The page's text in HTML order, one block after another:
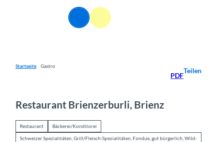
Suche Menü
Startseite Gastro
PDF
Teilen
Restaurant Brienzerburli, Brienz
Restaurant Bäckerei/Konditorei
Schweizer Spezialitäten, Grill/Fleisch-Spezialitäten, Fondue, gut bürgerlich, Wild-